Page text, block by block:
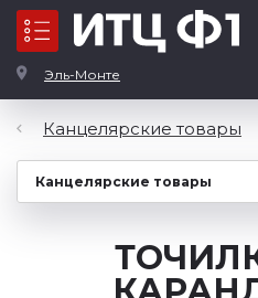
Эль-Монте
Каталог
Канцелярские товары